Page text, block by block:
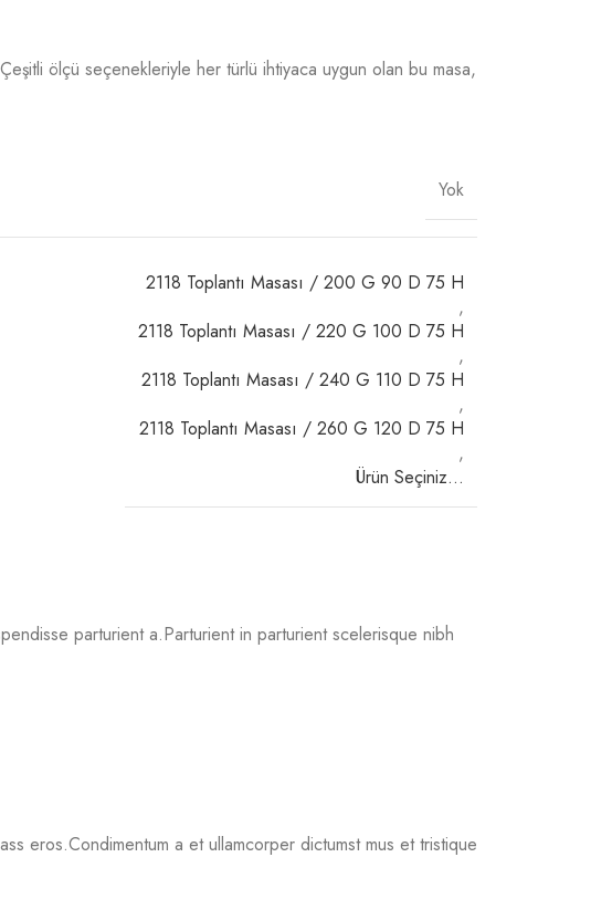
Çeşitli ölçü seçenekleriyle her türlü ihtiyaca uygun olan bu masa,
Yok
2118 Toplantı Masası / 200 G 90 D 75 H
,
2118 Toplantı Masası / 220 G 100 D 75 H
,
2118 Toplantı Masası / 240 G 110 D 75 H
,
2118 Toplantı Masası / 260 G 120 D 75 H
,
Ürün Seçiniz…
parturient a.Parturient in parturient scelerisque nibh
eros.Condimentum a et ullamcorper dictumst mus et tristique